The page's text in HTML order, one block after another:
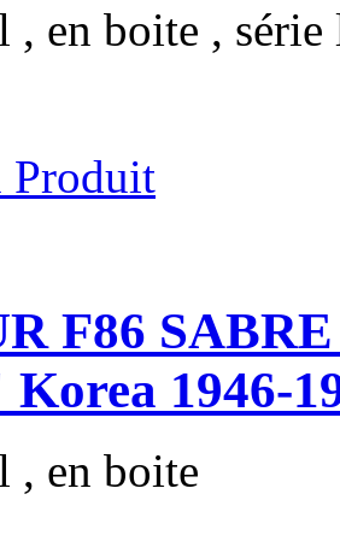
, en boite ,
Produit
F86
1946-
, en boite